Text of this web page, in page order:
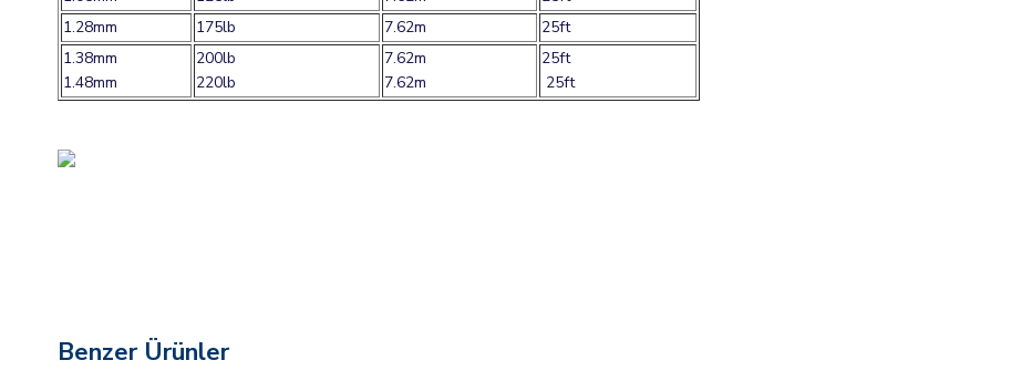
1.28mm
175lb 7.62m
25ft
1.38mm
1.48mm
200lb
220lb
7.62m
7.62m
25ft
25ft
Benzer Ürünler